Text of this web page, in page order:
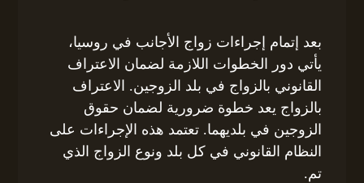
بعد إتمام إجراءات زواج الأجانب في روسيا،
يأتي دور الخطوات اللازمة لضمان الاعتراف
القانوني بالزواج في بلد الزوجين. الاعتراف
بالزواج يعد خطوة ضرورية لضمان حقوق
الزوجين في بلديهما. تعتمد هذه الإجراءات على
النظام القانوني في كل بلد ونوع الزواج الذي
تم.